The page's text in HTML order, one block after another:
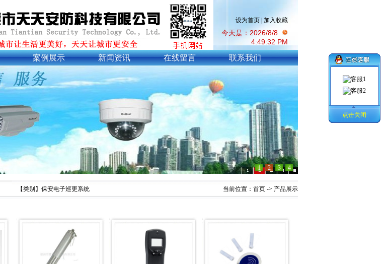
设为首页 加入收藏
今天是：2026/8/8
4:49:33 PM
案例展示 新闻资讯 在线留言 联系我们
1 2 3 4
【类别】保安电子巡更系统 当前位置： 首页 -> 产品展示
点击关闭